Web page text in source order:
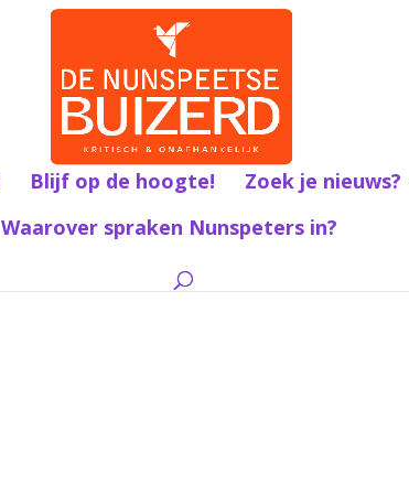
Blijf op de hoogte! Zoek je nieuws?
Waarover spraken Nunspeters in?